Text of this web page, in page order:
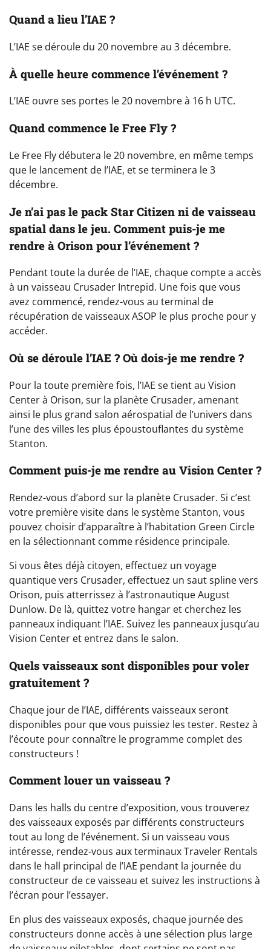
Quand a lieu l’IAE ?
L’IAE se déroule du 20 novembre au 3 décembre.
À quelle heure commence l’événement ?
L’IAE ouvre ses portes le 20 novembre à 16 h UTC.
Quand commence le Free Fly ?
Le Free Fly débutera le 20 novembre, en même temps
que le lancement de l’IAE, et se terminera le 3
décembre.
Je n’ai pas le pack Star Citizen ni de vaisseau
spatial dans le jeu. Comment puis-je me
rendre à Orison pour l’événement ?
Pendant toute la durée de l’IAE, chaque compte a accès
à un vaisseau Crusader Intrepid. Une fois que vous
avez commencé, rendez-vous au terminal de
récupération de vaisseaux ASOP le plus proche pour y
accéder.
Où se déroule l’IAE ? Où dois-je me rendre ?
Pour la toute première fois, l’IAE se tient au Vision
Center à Orison, sur la planète Crusader, amenant
ainsi le plus grand salon aérospatial de l’univers dans
l’une des villes les plus époustouflantes du système
Stanton.
Comment puis-je me rendre au Vision Center ?
Rendez-vous d’abord sur la planète Crusader. Si c’est
votre première visite dans le système Stanton, vous
pouvez choisir d’apparaître à l’habitation Green Circle
en la sélectionnant comme résidence principale.
Si vous êtes déjà citoyen, effectuez un voyage
quantique vers Crusader, effectuez un saut spline vers
Orison, puis atterrissez à l’astronautique August
Dunlow. De là, quittez votre hangar et cherchez les
panneaux indiquant l’IAE. Suivez les panneaux jusqu’au
Vision Center et entrez dans le salon.
Quels vaisseaux sont disponibles pour voler
gratuitement ?
Chaque jour de l’IAE, différents vaisseaux seront
disponibles pour que vous puissiez les tester. Restez à
l’écoute pour connaître le programme complet des
constructeurs !
Comment louer un vaisseau ?
Dans les halls du centre d’exposition, vous trouverez
des vaisseaux exposés par différents constructeurs
tout au long de l’événement. Si un vaisseau vous
intéresse, rendez-vous aux terminaux Traveler Rentals
dans le hall principal de l’IAE pendant la journée du
constructeur de ce vaisseau et suivez les instructions à
l’écran pour l’essayer.
En plus des vaisseaux exposés, chaque journée des
constructeurs donne accès à une sélection plus large